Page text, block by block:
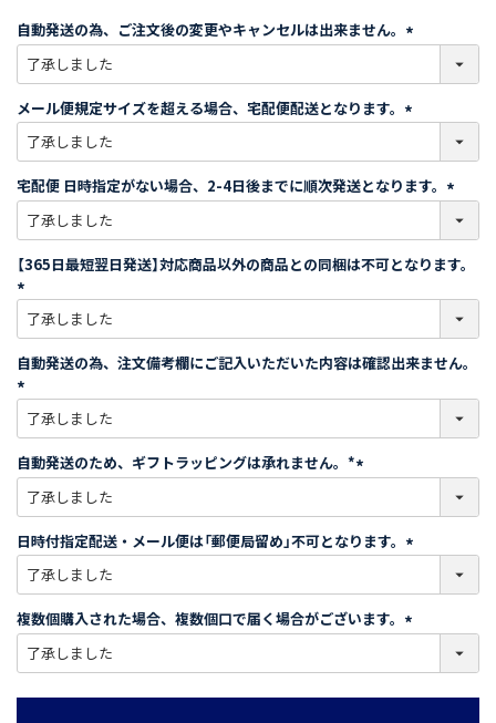
自動発送の為、ご注文後の変更やキャンセルは出来ません。
必
)
メール便規定サイズを超える場合、宅配便配送となります。
必
須
)
宅配便 日時指定がない場合、2-4日後までに順次発送となります。
必
須
)
【365日最短翌日発送】対応商品以外の商品との同梱は不可となります。
必
須
)
自動発送の為、注文備考欄にご記入いただいた内容は確認出来ません。
必
須
)
自動発送のため、ギフトラッピングは承れません。*
必
須
)
日時付指定配送・メール便は「郵便局留め」不可となります。
必
)
複数個購入された場合、複数個口で届く場合がございます。
必